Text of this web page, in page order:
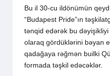
Bu il 30-cu ildönümün
“Budapest Pride”ın
tənqid edərək bu
olaraq gördüklərini bəyan
qadağaya rəğmən builki
formada təşkil edəcəklər.